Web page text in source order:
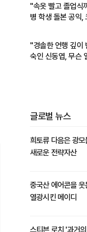
"속옷 빨고 졸업식
병 학생 돌본 공익,
"경솔한 언행 깊이
숙인 신동엽, 무슨
글로벌 뉴스
희토류 다음은 광
새로운 전략자산
중국산 에어콘을
열광시킨 메이디
스티븐 로치 '과거